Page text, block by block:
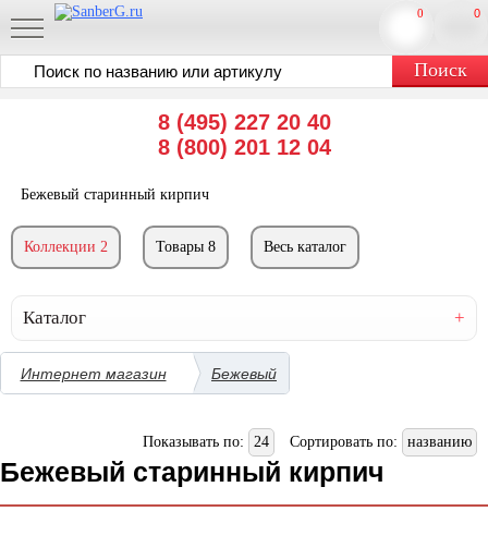
8 (495) 227 20 40
8 (800) 201 12 04
0
0
Бежевый старинный кирпич
Коллекции 2 Товары 8 Весь каталог
Каталог
Интернет магазин Бежевый
Показывать по: 24 Сортировать по: названию
Бежевый старинный кирпич